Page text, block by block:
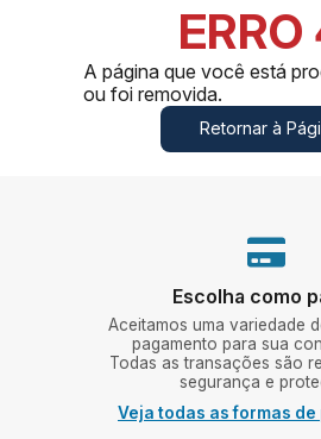
A página que você está
ou foi removida.
Retornar à
Escolha como
Aceitamos uma variedade
pagamento para sua
Todas as transações são
segurança e
Veja todas as formas